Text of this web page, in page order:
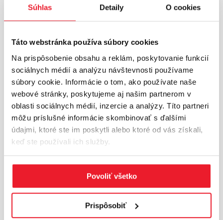
Súhlas Detaily O cookies
Táto webstránka používa súbory cookies
Na prispôsobenie obsahu a reklám, poskytovanie funkcií
sociálnych médií a analýzu návštevnosti používame
súbory cookie. Informácie o tom, ako používate naše
webové stránky, poskytujeme aj našim partnerom v
oblasti sociálnych médií, inzercie a analýzy. Títo partneri
môžu príslušné informácie skombinovať s ďalšími
údajmi, ktoré ste im poskytli alebo ktoré od vás získali,
keď ste používali ich služby.
Povoliť všetko
Prispôsobiť
vďaka čomu lokalita ponúka vyvážené
spojenie pracovných a voľnočasových
autobusovej zastávky a železničnej stanice,
aj návštevníkov.
INFORMÁCIE O LOKALITE
Žilina a okolie
Žilinský región patrí medzi hlavné priemyselné
centrá severného Slovenska s výraznou
orientáciou na výrobu. Strategická poloha
umožňuje napojenie na český a poľský trh.Hlavné
industriálne zóny sa nachádzajú v Žiline, Martine
Viac o lokalite